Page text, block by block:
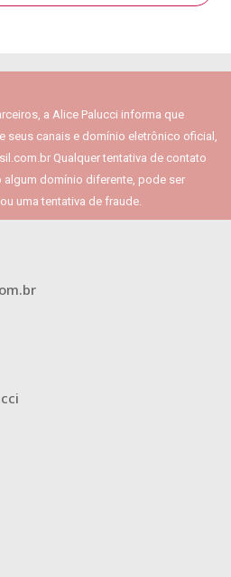
a Alice Palucci informa que
seus canais e domínio eletrônico oficial,
Qualquer tentativa de contato
domínio diferente, pode ser
uma tentativa de fraude.